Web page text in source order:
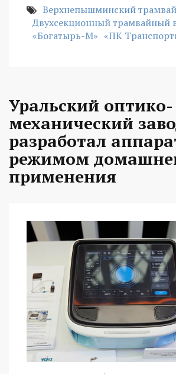
Верхнепышминский трамвай
Двухсекционный трамвайный
«Богатырь-М» «ПК
Уральский оптико-
механический
разработал
режимом
применения